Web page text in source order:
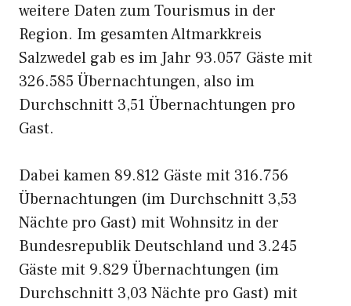
weitere Daten zum Tourismus in der
Region. Im gesamten Altmarkkreis
Salzwedel gab es im Jahr 93.057 Gäste mit
326.585 Übernachtungen, also im
Durchschnitt 3,51 Übernachtungen pro
Gast.
Dabei kamen 89.812 Gäste mit 316.756
Übernachtungen (im Durchschnitt 3,53
Nächte pro Gast) mit Wohnsitz in der
Bundesrepublik Deutschland und 3.245
Gäste mit 9.829 Übernachtungen (im
Durchschnitt 3,03 Nächte pro Gast) mit